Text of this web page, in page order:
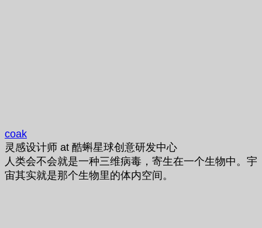
coak
灵感设计师 at 酷蝌星球创意研发中心
人类会不会就是一种三维病毒，寄生在一个生物中。宇
宙其实就是那个生物里的体内空间。